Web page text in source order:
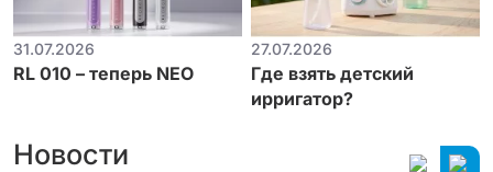
31.07.2026
RL 010 – теперь NEO
27.07.2026
Где взять детский
ирригатор?
Новости